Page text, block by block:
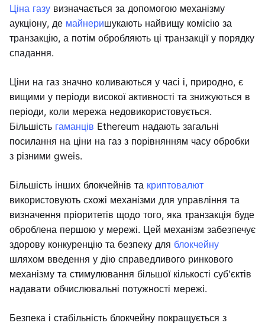
Ціна газу визначається за допомогою механізму
аукціону, де майнеришукають найвищу комісію за
транзакцію, а потім обробляють ці транзакції у порядку
спадання.
Ціни на газ значно коливаються у часі і, природно, є
вищими у періоди високої активності та знижуються в
періоди, коли мережа недовикористовується.
Більшість гаманців Ethereum надають загальні
посилання на ціни на газ з порівнянням часу обробки
з різними gweis.
Більшість інших блокчейнів та криптовалют
використовують схожі механізми для управління та
визначення пріоритетів щодо того, яка транзакція буде
оброблена першою у мережі. Цей механізм забезпечує
здорову конкуренцію та безпеку для блокчейну
шляхом введення у дію справедливого ринкового
механізму та стимулювання більшої кількості суб'єктів
надавати обчислювальні потужності мережі.
Безпека і стабільність блокчейну покращується з